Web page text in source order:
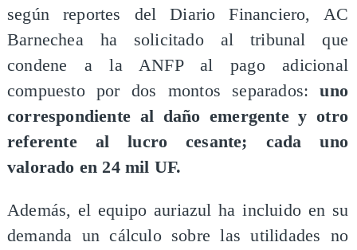
según reportes del Diario Financiero, AC
Barnechea ha solicitado al tribunal que
condene a la ANFP al pago adicional
compuesto por dos montos separados:uno
correspondiente al daño emergente y otro
referente al lucro cesante; cada uno
valorado en 24 mil UF.
Además, el equipo auriazul ha incluido en su
demanda un cálculo sobre las utilidades no